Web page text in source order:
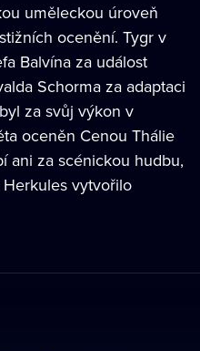
uměleckou úroveň
ocenění. Tygr v
Balvína za událost
Schorma za adaptaci
za svůj výkon v
oceněn Cenou Thálie
ani za scénickou hudbu,
vytvořilo